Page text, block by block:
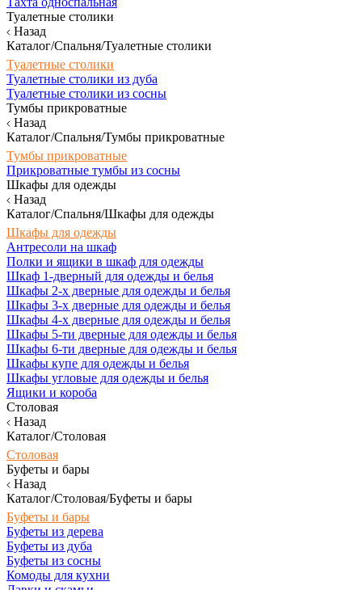
Туалетные столики
Назад
Каталог/Спальня/Туалетные столики
Туалетные столики
Туалетные столики из дуба
Туалетные столики из сосны
Тумбы прикроватные
Назад
Каталог/Спальня/Тумбы прикроватные
Тумбы прикроватные
Прикроватные тумбы из сосны
Шкафы для одежды
Назад
Каталог/Спальня/Шкафы для одежды
Шкафы для одежды
Антресоли на шкаф
Полки и ящики в шкаф для одежды
Шкаф 1-дверный для одежды и белья
Шкафы 2-х дверные для одежды и белья
Шкафы 3-х дверные для одежды и белья
Шкафы 4-х дверные для одежды и белья
Шкафы 5-ти дверные для одежды и белья
Шкафы 6-ти дверные для одежды и белья
Шкафы купе для одежды и белья
Шкафы угловые для одежды и белья
Ящики и короба
Столовая
Назад
Каталог/Столовая
Столовая
Буфеты и бары
Назад
Каталог/Столовая/Буфеты и бары
Буфеты и бары
Буфеты из дерева
Буфеты из дуба
Буфеты из сосны
Комоды для кухни